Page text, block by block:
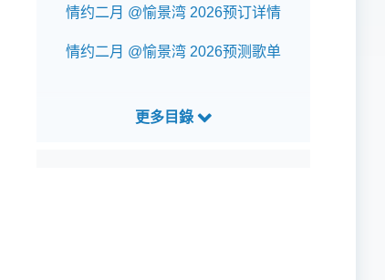
情约二月 @愉景湾 2026预订详情
情约二月 @愉景湾 2026预测歌单